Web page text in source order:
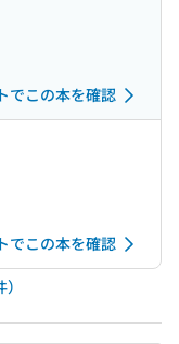
でこの本を確認
でこの本を確認